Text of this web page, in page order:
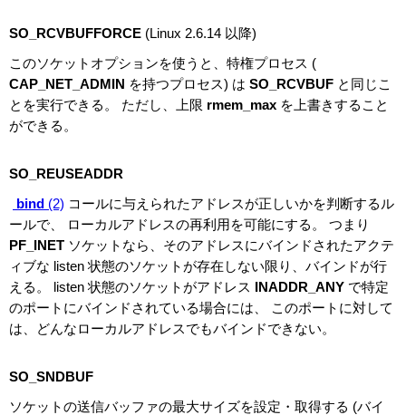
SO_RCVBUFFORCE (Linux 2.6.14 以降)
このソケットオプションを使うと、特権プロセス (
CAP_NET_ADMIN を持つプロセス) は SO_RCVBUF と同じこ
とを実行できる。 ただし、上限 rmem_max を上書きすること
ができる。
SO_REUSEADDR
bind (2) コールに与えられたアドレスが正しいかを判断するル
ールで、 ローカルアドレスの再利用を可能にする。 つまり
PF_INET ソケットなら、そのアドレスにバインドされたアクテ
ィブな listen 状態のソケットが存在しない限り、バインドが行
える。 listen 状態のソケットがアドレス INADDR_ANY で特定
のポートにバインドされている場合には、 このポートに対して
は、どんなローカルアドレスでもバインドできない。
SO_SNDBUF
ソケットの送信バッファの最大サイズを設定・取得する (バイ